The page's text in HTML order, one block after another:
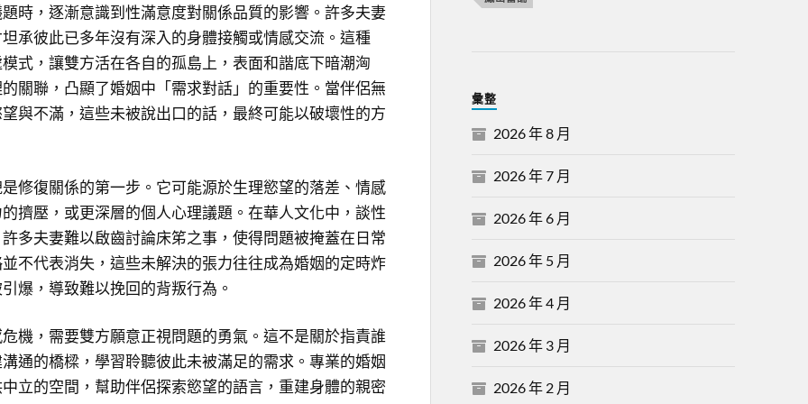
時，逐漸意識到性滿意度對關係品質的影響。許多夫妻
承彼此已多年沒有深入的身體接觸或情感交流。這種
式，讓雙方活在各自的孤島上，表面和諧底下暗潮洶
關聯，凸顯了婚姻中「需求對話」的重要性。當伴侶無
與不滿，這些未被說出口的話，最終可能以破壞性的方
修復關係的第一步。它可能源於生理慾望的落差、情感
擠壓，或更深層的個人心理議題。在華人文化中，談性
多夫妻難以啟齒討論床笫之事，使得問題被掩蓋在日常
不代表消失，這些未解決的張力往往成為婚姻的定時炸
爆，導致難以挽回的背叛行為。
機，需要雙方願意正視問題的勇氣。這不是關於指責誰
通的橋樑，學習聆聽彼此未被滿足的需求。專業的婚姻
立的空間，幫助伴侶探索慾望的語言，重建身體的親密
彙整
2026 年 8 月
2026 年 7 月
2026 年 6 月
2026 年 5 月
2026 年 4 月
2026 年 3 月
2026 年 2 月